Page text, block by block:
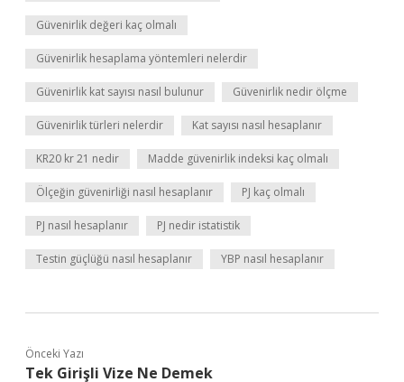
Güvenirlik değeri kaç olmalı
Güvenirlik hesaplama yöntemleri nelerdir
Güvenirlik kat sayısı nasıl bulunur Güvenirlik nedir ölçme
Güvenirlik türleri nelerdir Kat sayısı nasıl hesaplanır
KR20 kr 21 nedir Madde güvenirlik indeksi kaç olmalı
Ölçeğin güvenirliği nasıl hesaplanır PJ kaç olmalı
PJ nasıl hesaplanır PJ nedir istatistik
Testin güçlüğü nasıl hesaplanır YBP nasıl hesaplanır
Önceki Yazı
Tek Girişli Vize Ne Demek